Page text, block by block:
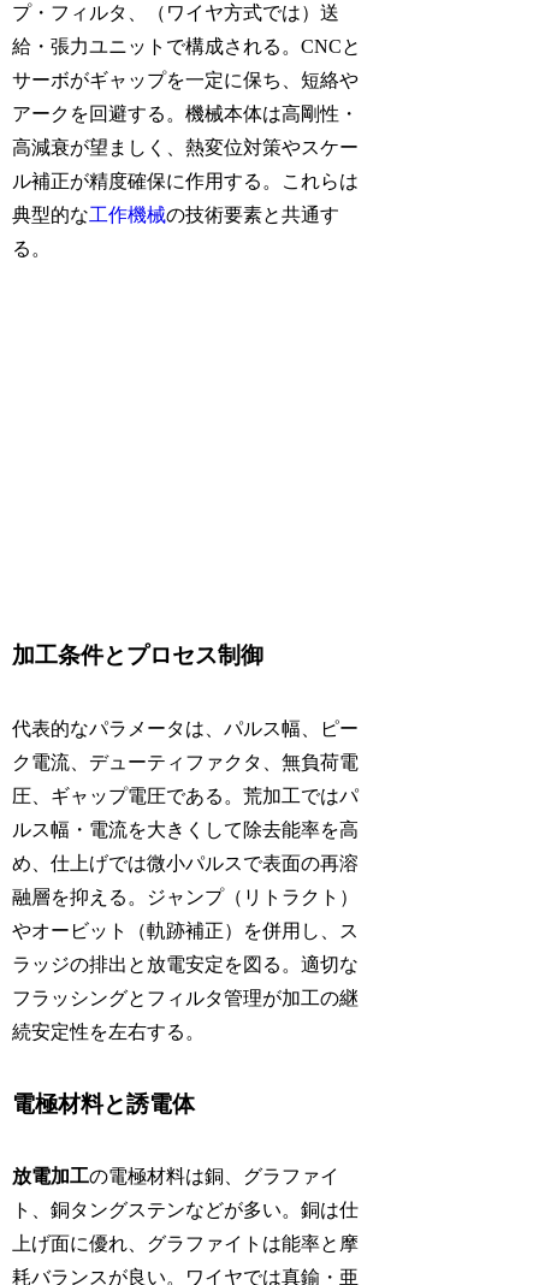
プ・フィルタ、（ワイヤ方式では）送
給・張力ユニットで構成される。CNCと
サーボがギャップを一定に保ち、短絡や
アークを回避する。機械本体は高剛性・
高減衰が望ましく、熱変位対策やスケー
ル補正が精度確保に作用する。これらは
典型的な工作機械の技術要素と共通す
る。
加工条件とプロセス制御
代表的なパラメータは、パルス幅、ピー
ク電流、デューティファクタ、無負荷電
圧、ギャップ電圧である。荒加工ではパ
ルス幅・電流を大きくして除去能率を高
め、仕上げでは微小パルスで表面の再溶
融層を抑える。ジャンプ（リトラクト）
やオービット（軌跡補正）を併用し、ス
ラッジの排出と放電安定を図る。適切な
フラッシングとフィルタ管理が加工の継
続安定性を左右する。
電極材料と誘電体
放電加工の電極材料は銅、グラファイ
ト、銅タングステンなどが多い。銅は仕
上げ面に優れ、グラファイトは能率と摩
耗バランスが良い。ワイヤでは真鍮・亜